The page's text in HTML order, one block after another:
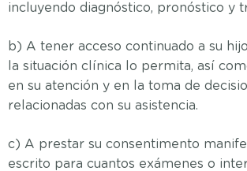
incluyendo diagnóstico, pronóstico y
b) A tener acceso continuado a su
la situación clínica lo permita, así
en su atención y en la toma de
relacionadas con su asistencia.
c) A prestar su consentimento
escrito para cuantos exámenes o